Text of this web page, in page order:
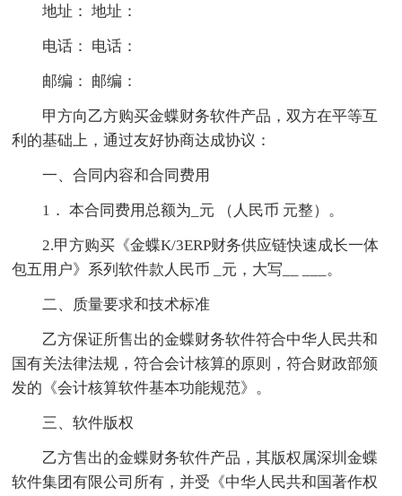
地址： 地址：
电话： 电话：
邮编： 邮编：
甲方向乙方购买金蝶财务软件产品，双方在平等互
利的基础上，通过友好协商达成协议：
一、合同内容和合同费用
1． 本合同费用总额为_元 （人民币 元整）。
2.甲方购买《金蝶K/3ERP财务供应链快速成长一体
包五用户》系列软件款人民币 _元，大写__ ___。
二、质量要求和技术标准
乙方保证所售出的金蝶财务软件符合中华人民共和
国有关法律法规，符合会计核算的原则，符合财政部颁
发的《会计核算软件基本功能规范》。
三、软件版权
乙方售出的金蝶财务软件产品，其版权属深圳金蝶
软件集团有限公司所有，并受《中华人民共和国著作权